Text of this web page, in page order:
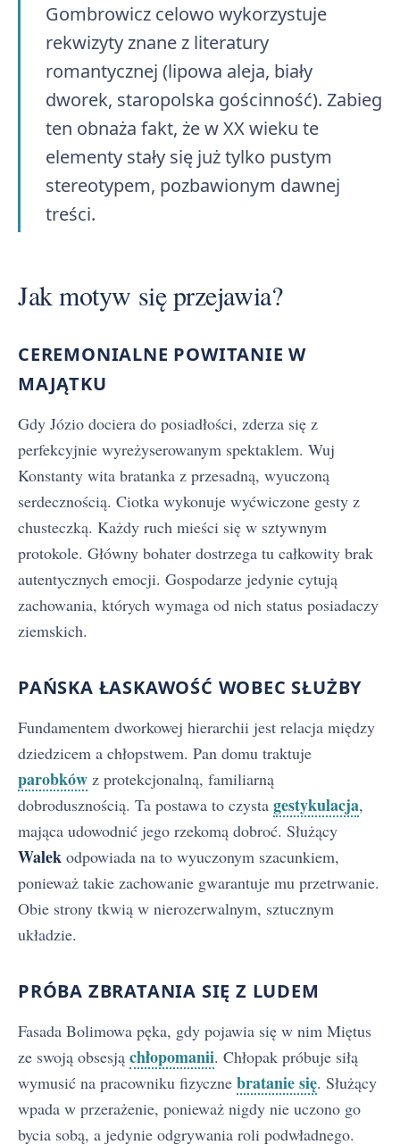
Gombrowicz celowo wykorzystuje
rekwizyty znane z literatury
romantycznej (lipowa aleja, biały
dworek, staropolska gościnność). Zabieg
ten obnaża fakt, że w XX wieku te
elementy stały się już tylko pustym
stereotypem, pozbawionym dawnej
treści.
Jak motyw się przejawia?
CEREMONIALNE POWITANIE W
MAJĄTKU
Gdy Józio dociera do posiadłości, zderza się z
perfekcyjnie wyreżyserowanym spektaklem. Wuj
Konstanty wita bratanka z przesadną, wyuczoną
serdecznością. Ciotka wykonuje wyćwiczone gesty z
chusteczką. Każdy ruch mieści się w sztywnym
protokole. Główny bohater dostrzega tu całkowity brak
autentycznych emocji. Gospodarze jedynie cytują
zachowania, których wymaga od nich status posiadaczy
ziemskich.
PAŃSKA ŁASKAWOŚĆ WOBEC SŁUŻBY
Fundamentem dworkowej hierarchii jest relacja między
dziedzicem a chłopstwem. Pan domu traktuje
parobków z protekcjonalną, familiarną
dobrodusznością. Ta postawa to czysta gestykulacja,
mająca udowodnić jego rzekomą dobroć. Służący
Walek odpowiada na to wyuczonym szacunkiem,
ponieważ takie zachowanie gwarantuje mu przetrwanie.
Obie strony tkwią w nierozerwalnym, sztucznym
układzie.
PRÓBA ZBRATANIA SIĘ Z LUDEM
Fasada Bolimowa pęka, gdy pojawia się w nim Miętus
ze swoją obsesją chłopomanii. Chłopak próbuje siłą
wymusić na pracowniku fizyczne bratanie się. Służący
wpada w przerażenie, ponieważ nigdy nie uczono go
bycia sobą, a jedynie odgrywania roli podwładnego.